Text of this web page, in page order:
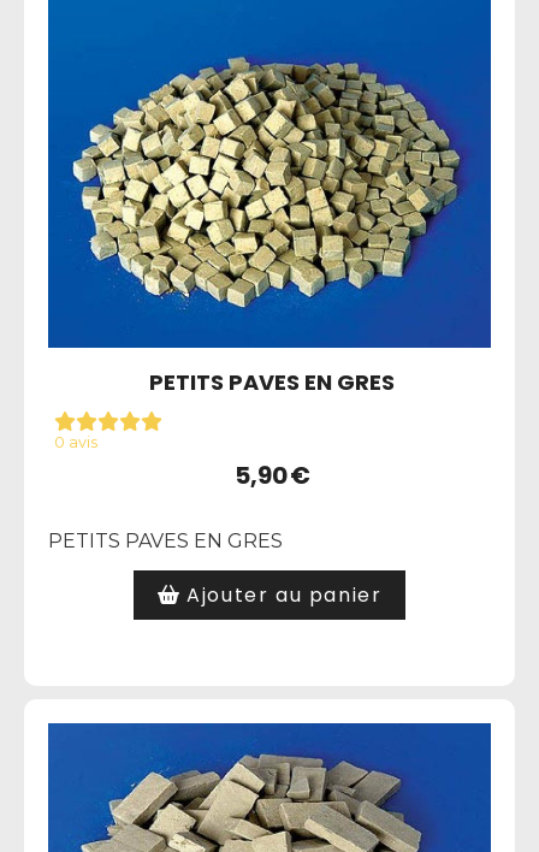
PETITS PAVES EN GRES
0 avis
5,90€
PETITS PAVES EN GRES
Ajouter au panier